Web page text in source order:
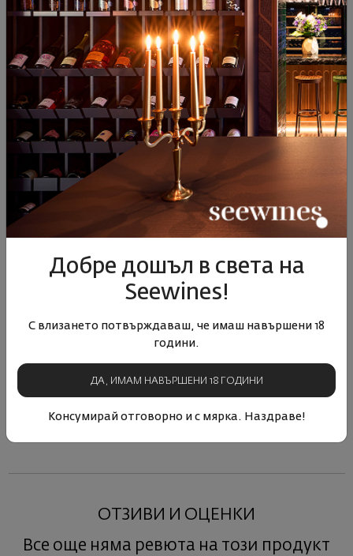
Виж подобни продукти Виж подобни продукти Виж
ПОДОБНИ ПРОДУКТИ
Салла Естейт Бял бленд
14 € 28 лв.
Виж подобни продукти
14 € 28 лв.
Виж подобни продукти
ОТЗИВИ И ОЦЕНКИ
Все още няма ревюта на този продукт
Добре дошъл в света на
Seewines!
С влизането потвърждаваш, че имаш навършени 18
години.
ДА, ИМАМ НАВЪРШЕНИ 18 ГОДИНИ
Консумирай отговорно и с мярка. Наздраве!